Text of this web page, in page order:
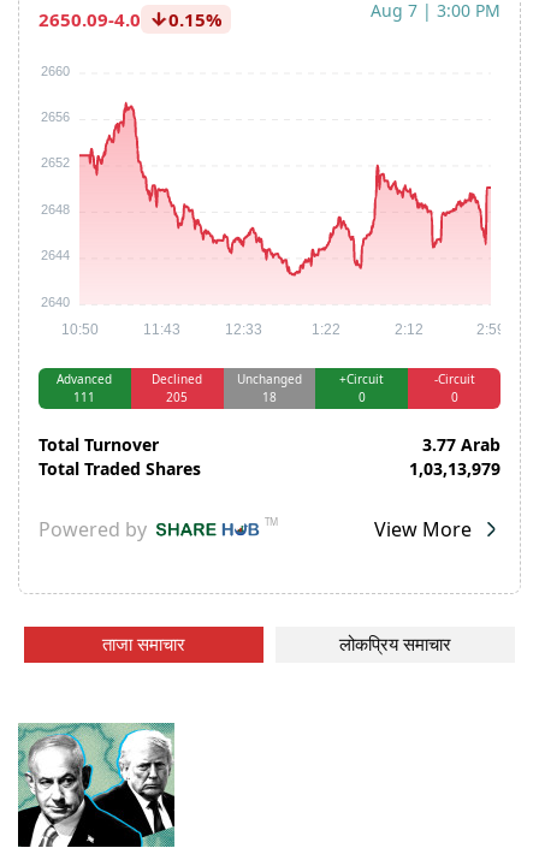
ताजा समाचार लोकप्रिय समाचार